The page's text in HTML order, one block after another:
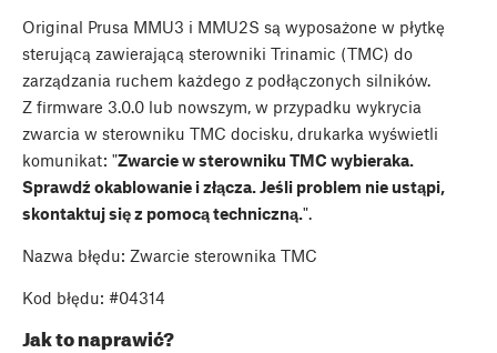
Original Prusa MMU3 i MMU2S są wyposażone w płytkę
sterującą zawierającą sterowniki Trinamic (TMC) do
zarządzania ruchem każdego z podłączonych silników.
Z firmware 3.0.0 lub nowszym, w przypadku wykrycia
zwarcia w sterowniku TMC docisku, drukarka wyświetli
komunikat: "Zwarcie w sterowniku TMC wybieraka.
Sprawdź okablowanie i złącza. Jeśli problem nie ustąpi,
skontaktuj się z pomocą techniczną.".
Nazwa błędu: Zwarcie sterownika TMC
Kod błędu: #04314
Jak to naprawić?